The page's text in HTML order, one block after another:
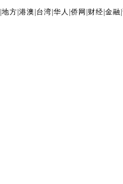
|地方 |港澳 台湾 |华人 |侨网 财经 |金融 |